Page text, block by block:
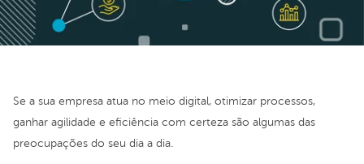
Se a sua empresa atua no meio digital, otimizar processos,
ganhar agilidade e eficiência com certeza são algumas das
preocupações do seu dia a dia.